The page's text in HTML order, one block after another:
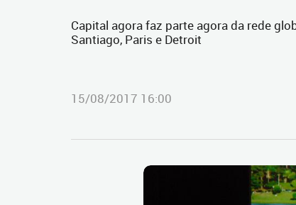
Capital agora faz parte agora da rede
Santiago, Paris e Detroit
15/08/2017 16:00